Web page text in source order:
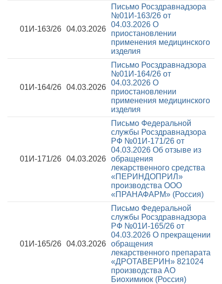
01И-163/26 04.03.2026
Письмо Росздравнадзора
№01И-163/26 от
04.03.2026 О
приостановлении
применения медицинского
изделия
01И-164/26 04.03.2026
Письмо Росздравнадзора
№01И-164/26 от
04.03.2026 О
приостановлении
применения медицинского
изделия
01И-171/26 04.03.2026
Письмо Федеральной
службы Росздравнадзора
РФ №01И-171/26 от
04.03.2026 Об отзыве из
обращения
лекарственного средства
«ПЕРИНДОПРИЛ»
производства ООО
«ПРАНАФАРМ» (Россия)
01И-165/26 04.03.2026
Письмо Федеральной
службы Росздравнадзора
РФ №01И-165/26 от
04.03.2026 О прекращении
обращения
лекарственного препарата
«ДРОТАВЕРИН» 821024
производства АО
Биохимиюк (Россия)